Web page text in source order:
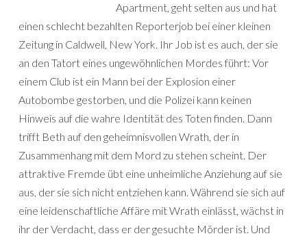
Apartment, geht selten aus und hat
einen schlecht bezahlten Reporterjob bei einer kleinen
Zeitung in Caldwell, New York. Ihr Job ist es auch, der sie
an den Tatort eines ungewöhnlichen Mordes führt: Vor
einem Club ist ein Mann bei der Explosion einer
Autobombe gestorben, und die Polizei kann keinen
Hinweis auf die wahre Identität des Toten finden. Dann
trifft Beth auf den geheimnisvollen Wrath, der in
Zusammenhang mit dem Mord zu stehen scheint. Der
attraktive Fremde übt eine unheimliche Anziehung auf sie
aus, der sie sich nicht entziehen kann. Während sie sich auf
eine leidenschaftliche Affäre mit Wrath einlässt, wächst in
ihr der Verdacht, dass er der gesuchte Mörder ist. Und